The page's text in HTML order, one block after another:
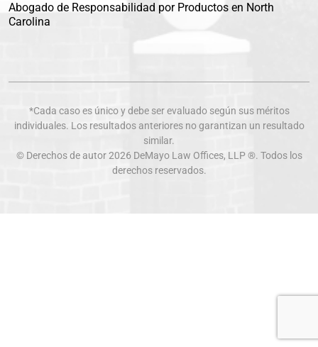
Abogado de Responsabilidad por Productos en North
Carolina
*Cada caso es único y debe ser evaluado según sus méritos
individuales. Los resultados anteriores no garantizan un resultado
similar.
© Derechos de autor 2026 DeMayo Law Offices, LLP ®. Todos los
derechos reservados.